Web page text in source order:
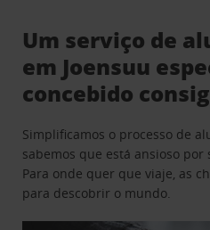
Um serviço de
em Joensuu
concebido
Simplificamos o processo de
sabemos que está ansioso por
Para onde quer que viaje, as
para descobrir o mundo.